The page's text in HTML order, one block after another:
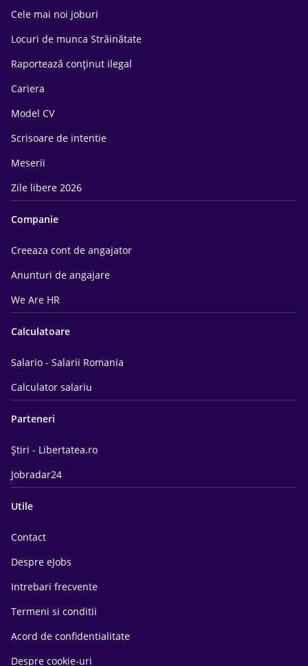
Cele mai noi joburi
Locuri de munca Străinătate
Raportează conținut ilegal
Cariera
Model CV
Scrisoare de intentie
Meserii
Zile libere 2026
Companie
Creeaza cont de angajator
Anunturi de angajare
We Are HR
Calculatoare
Salario - Salarii Romania
Calculator salariu
Parteneri
Știri - Libertatea.ro
Jobradar24
Utile
Contact
Despre eJobs
Intrebari frecvente
Termeni si conditii
Acord de confidentialitate
Despre cookie-uri